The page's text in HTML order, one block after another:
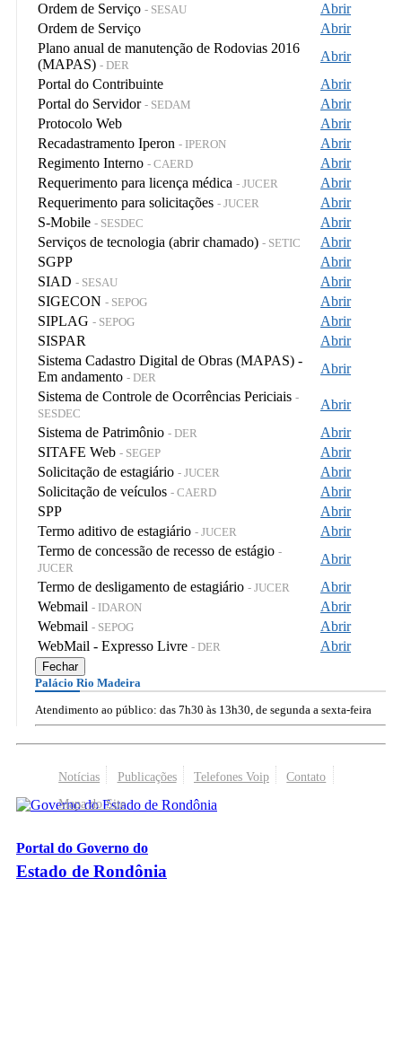
Ordem de Serviço - SESAU
Abrir
Ordem de Serviço
Abrir
Plano anual de manutenção de Rodovias 2016
(MAPAS) - DER
Abrir
Portal do Contribuinte
Abrir
Portal do Servidor - SEDAM
Abrir
Protocolo Web
Abrir
Recadastramento Iperon - IPERON
Abrir
Regimento Interno - CAERD
Abrir
Requerimento para licença médica - JUCER
Abrir
Requerimento para solicitações - JUCER
Abrir
S-Mobile - SESDEC
Abrir
Serviços de tecnologia (abrir chamado) - SETIC
Abrir
SGPP
Abrir
SIAD - SESAU
Abrir
SIGECON - SEPOG
Abrir
SIPLAG - SEPOG
Abrir
SISPAR
Abrir
Sistema Cadastro Digital de Obras (MAPAS) -
Em andamento - DER
Abrir
Sistema de Controle de Ocorrências Periciais -
SESDEC
Abrir
Sistema de Patrimônio - DER
Abrir
SITAFE Web - SEGEP
Abrir
Solicitação de estagiário - JUCER
Abrir
Solicitação de veículos - CAERD
Abrir
SPP
Abrir
Termo aditivo de estagiário - JUCER
Abrir
Termo de concessão de recesso de estágio -
JUCER
Abrir
Termo de desligamento de estagiário - JUCER
Abrir
Webmail - IDARON
Abrir
Webmail - SEPOG
Abrir
WebMail - Expresso Livre - DER Abrir
Fechar
Palácio Rio Madeira
Atendimento ao público: das 7h30 às 13h30, de segunda a sexta-feira
Notícias Publicações Telefones Voip
Contato
Mapa do Site
Portal do Governo do
Estado de Rondônia